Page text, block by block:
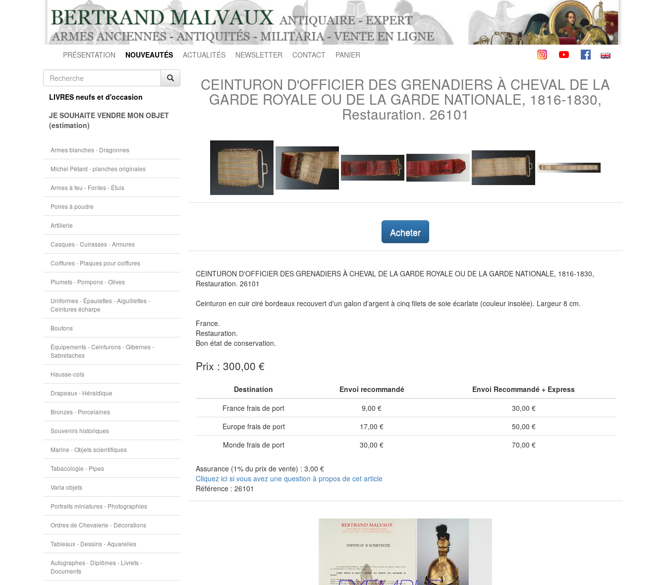
PRÉSENTATION NOUVEAUTÉS ACTUALITÉS NEWSLETTER CONTACT PANIER
LIVRES neufs et d'occasion
JE SOUHAITE VENDRE MON OBJET
(estimation)
Armes blanches - Dragonnes
Michel Pétard - planches originales
Armes à feu - Fontes - Étuis
Poires à poudre
Artillerie
Casques - Cuirasses - Armures
Coiffures - Plaques pour coiffures
Plumets - Pompons - Olives
Uniformes - Épaulettes - Aiguillettes -
Ceintures écharpe
Boutons
Équipements - Ceinturons - Gibernes -
Sabretaches
Hausse-cols
Drapeaux - Héraldique
Bronzes - Porcelaines
Souvenirs historiques
Marine - Objets scientifiques
Tabacologie - Pipes
Varia objets
Portraits miniatures - Photographies
Ordres de Chevalerie - Décorations
Tableaux - Dessins - Aquarelles
Autographes - Diplômes - Livrets -
Documents
CEINTURON D'OFFICIER DES GRENADIERS À CHEVAL DE LA
GARDE ROYALE OU DE LA GARDE NATIONALE, 1816-1830,
Restauration. 26101
Acheter
CEINTURON D'OFFICIER DES GRENADIERS À CHEVAL DE LA GARDE ROYALE OU DE LA GARDE NATIONALE, 1816-1830,
Restauration. 26101
Ceinturon en cuir ciré bordeaux recouvert d'un galon d'argent à cinq filets de soie écarlate (couleur insolée). Largeur 8 cm.
France.
Restauration.
Bon état de conservation.
Prix : 300,00 €
Destination Envoi recommandé
Envoi Recommandé + Express
France frais de port
9,00 €
30,00 €
Europe frais de port
17,00 €
50,00 €
Monde frais de port
30,00 € 70,00 €
Assurance (1% du prix de vente) : 3,00 €
Cliquez ici si vous avez une question à propos de cet article
Référence : 26101